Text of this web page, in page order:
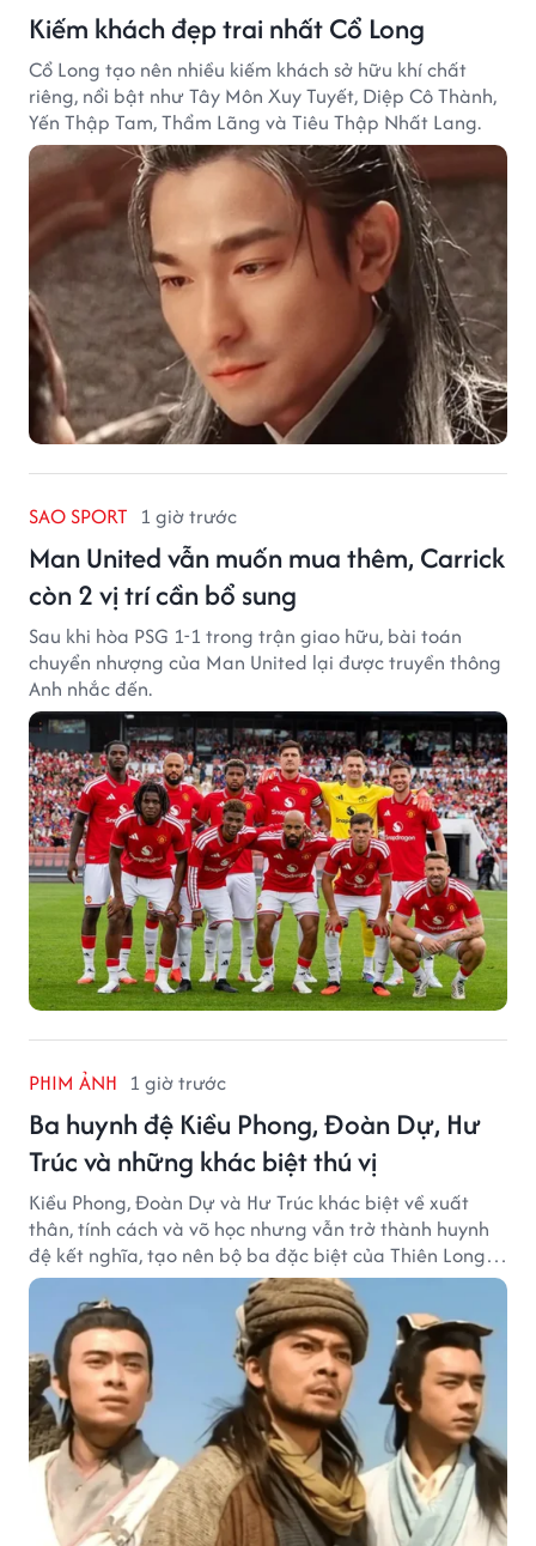
Kiếm khách đẹp trai nhất Cổ Long
Cổ Long tạo nên nhiều kiếm khách sở hữu khí chất
riêng, nổi bật như Tây Môn Xuy Tuyết, Diệp Cô Thành,
Yến Thập Tam, Thẩm Lãng và Tiêu Thập Nhất Lang.
SAO SPORT 1 giờ trước
Man United vẫn muốn mua thêm, Carrick
còn 2 vị trí cần bổ sung
Sau khi hòa PSG 1-1 trong trận giao hữu, bài toán
chuyển nhượng của Man United lại được truyền thông
Anh nhắc đến.
PHIM ẢNH 1 giờ trước
Ba huynh đệ Kiều Phong, Đoàn Dự, Hư
Trúc và những khác biệt thú vị
Kiều Phong, Đoàn Dự và Hư Trúc khác biệt về xuất
thân, tính cách và võ học nhưng vẫn trở thành huynh
đệ kết nghĩa, tạo nên bộ ba đặc biệt của Thiên Long
Bát Bộ.